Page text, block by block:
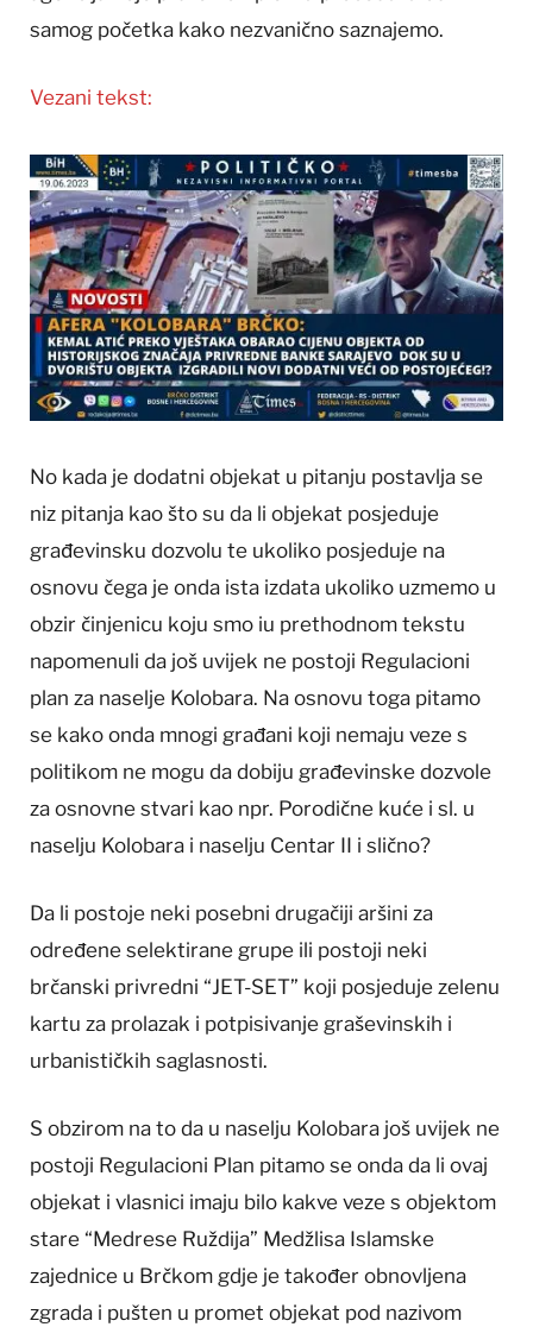
samog početka kako nezvanično saznajemo.
Vezani tekst:
No kada je dodatni objekat u pitanju postavlja se
niz pitanja kao što su da li objekat posjeduje
građevinsku dozvolu te ukoliko posjeduje na
osnovu čega je onda ista izdata ukoliko uzmemo u
obzir činjenicu koju smo iu prethodnom tekstu
napomenuli da još uvijek ne postoji Regulacioni
plan za naselje Kolobara. Na osnovu toga pitamo
se kako onda mnogi građani koji nemaju veze s
politikom ne mogu da dobiju građevinske dozvole
za osnovne stvari kao npr. Porodične kuće i sl. u
naselju Kolobara i naselju Centar II i slično?
Da li postoje neki posebni drugačiji aršini za
određene selektirane grupe ili postoji neki
brčanski privredni “JET-SET” koji posjeduje zelenu
kartu za prolazak i potpisivanje graševinskih i
urbanističkih saglasnosti.
S obzirom na to da u naselju Kolobara još uvijek ne
postoji Regulacioni Plan pitamo se onda da li ovaj
objekat i vlasnici imaju bilo kakve veze s objektom
stare “Medrese Ruždija” Medžlisa Islamske
zajednice u Brčkom gdje je također obnovljena
zgrada i pušten u promet objekat pod nazivom